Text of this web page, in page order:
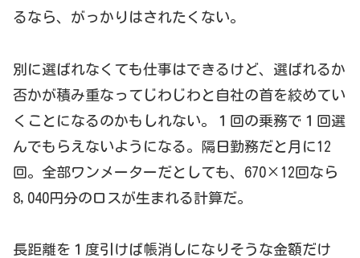
るなら、がっかりはされたくない。
別に選ばれなくても仕事はできるけど、選ばれるか
否かが積み重なってじわじわと自社の首を絞めてい
くことになるのかもしれない。１回の乗務で１回選
んでもらえないようになる。隔日勤務だと月に12
回。全部ワンメーターだとしても、670×12回なら
8,040円分のロスが生まれる計算だ。
長距離を１度引けば帳消しになりそうな金額だけ